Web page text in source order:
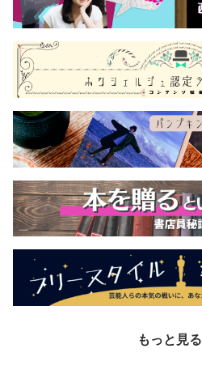
もっと見る